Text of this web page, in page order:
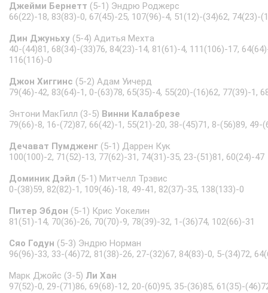
Джейми Бернетт (5-1) Эндрю Роджерс
66(22)-18, 83(83)-0, 67(45)-25, 107(96)-4, 51(12)-(34)62, 74(23)-
Дин Джуньху (5-4) Адитья Мехта
40-(44)81, 68(34)-(33)76, 84(23)-14, 81(61)-4, 111(106)-17,
116(116)-0
Джон Хиггинс (5-2) Адам Уичерд
79(46)-42, 83(64)-1, 0-(63)78, 65(35)-4, 55(20)-(16)62, 77(39)-1,
Энтони МакГилл (3-5) Винни Калабрезе
79(66)-8, 16-(72)87, 66(42)-1, 55(21)-20, 38-(45)71, 8-(56)89, 49-
Дечават Пумдженг (5-1) Даррен Кук
100(100)-2, 71(52)-13, 77(62)-31, 74(31)-35, 23-(51)81, 60(24)-47
Доминик Дэйл (5-1) Митчелл Трэвис
0-(38)59, 82(82)-1, 109(46)-18, 49-41, 82(37)-35, 138(133)-0
Питер Эбдон (5-1) Крис Уокелин
81(51)-14, 70(36)-26, 70(70)-9, 78(39)-32, 1-(36)74, 102(66)-31
Сяо Годун (5-3) Эндрю Норман
96(96)-33, 33-(46)72, 81(38)-26, 27-(32)67, 84(83)-0, 5-(34)72,
Марк Джойс (3-5) Ли Хан
97(52)-0, 29-(71)86, 69(68)-12, 20-(60)95, 35-(36)85, 61(35)-